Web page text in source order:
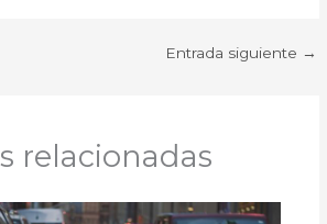
Entrada siguiente →
relacionadas